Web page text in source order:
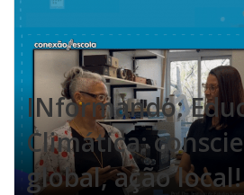
INformando:
Climática:
global, ação local!